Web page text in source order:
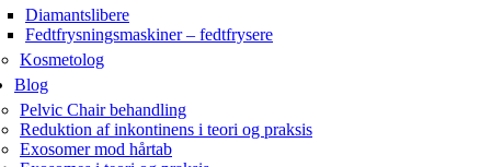
Diamantslibere
Fedtfrysningsmaskiner – fedtfrysere
Kosmetolog
Blog
Pelvic Chair behandling
Reduktion af inkontinens i teori og praksis
Exosomer mod hårtab